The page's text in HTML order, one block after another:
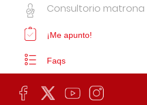
Consultorio matrona
¡Me apunto!
Faqs